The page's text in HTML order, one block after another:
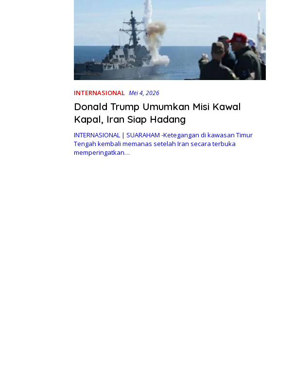
INTERNASIONAL Mei 4, 2026
Donald Trump Umumkan Misi Kawal
Kapal, Iran Siap Hadang
INTERNASIONAL | SUARAHAM -Ketegangan di kawasan Timur
Tengah kembali memanas setelah Iran secara terbuka
memperingatkan…